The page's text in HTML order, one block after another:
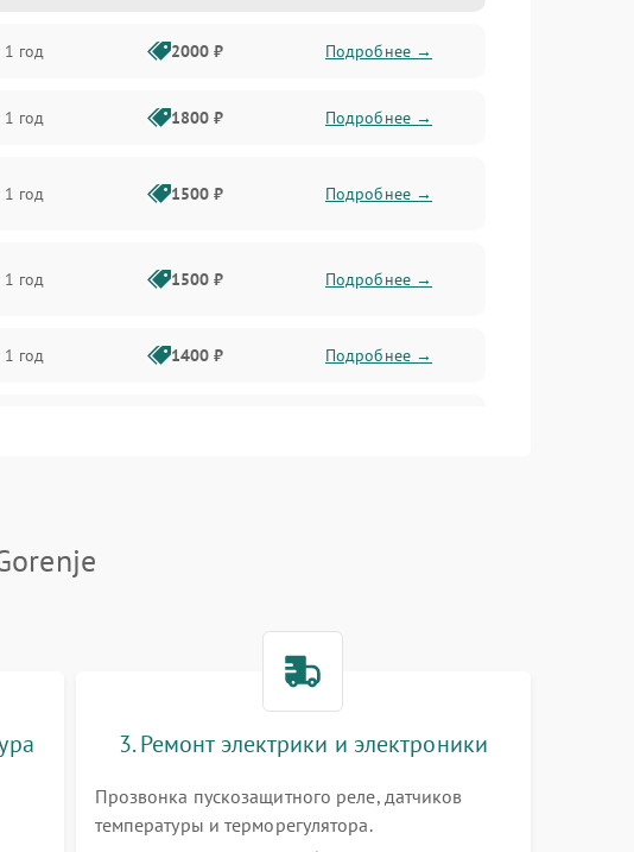
1 год 2000 ₽ Подробнее →
1 год 1800 ₽ Подробнее →
1 год 1500 ₽ Подробнее →
1 год 1500 ₽ Подробнее →
1 год 1400 ₽ Подробнее →
1 год
Подробнее →
Подробнее →
1000 ₽ Подробнее →
3. Ремонт электрики и электроники
Прозвонка пускозащитного реле, датчиков
температуры и терморегулятора.